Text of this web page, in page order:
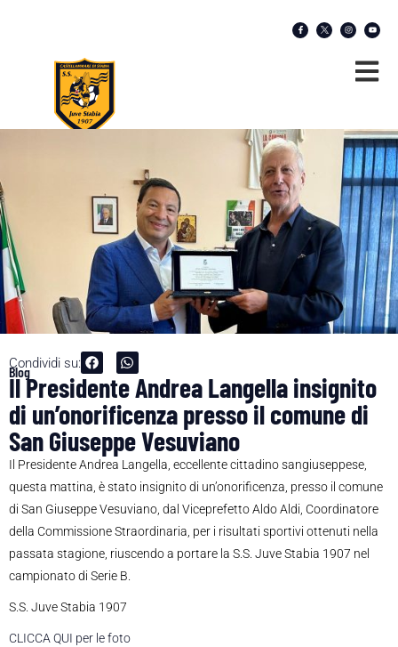
Condividi su:
Blog
Il Presidente Andrea Langella insignito
di un’onorificenza presso il comune di
San Giuseppe Vesuviano
Il Presidente Andrea Langella, eccellente cittadino sangiuseppese,
questa mattina, è stato insignito di un’onorificenza, presso il comune
di San Giuseppe Vesuviano, dal Viceprefetto Aldo Aldi, Coordinatore
della Commissione Straordinaria, per i risultati sportivi ottenuti nella
passata stagione, riuscendo a portare la S.S. Juve Stabia 1907 nel
campionato di Serie B.
S.S. Juve Stabia 1907
CLICCA QUI per le foto